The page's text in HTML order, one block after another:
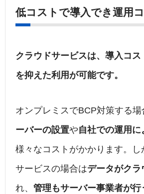
低コストで導入でき運用
クラウドサービスは、導入コス
を抑えた利用が可能です。
オンプレミスでBCP対策する場
ーバーの設置や自社での運用
様々なコストがかかります。し
サービスの場合はデータがク
れ、 管理もサーバー事業者が行